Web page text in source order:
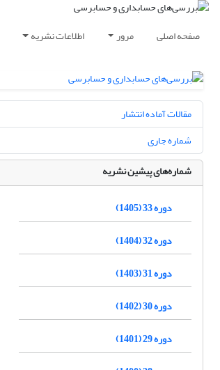
صفحه اصلی مرور اطلاعات نشریه
مقالات آماده انتشار
شماره جاری
شماره‌های پیشین نشریه
دوره 33 (1405)
دوره 32 (1404)
دوره 31 (1403)
دوره 30 (1402)
دوره 29 (1401)